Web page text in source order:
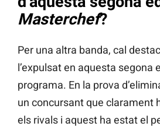
Masterchef?
Per una altra banda, cal
l’expulsat en aquesta segona
programa. En la prova
un concursant que clarament
els rivals i aquest ha estat el